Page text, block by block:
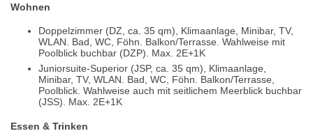
Wohnen
Doppelzimmer (DZ, ca. 35 qm), Klimaanlage, Minibar, TV,
WLAN. Bad, WC, Föhn. Balkon/Terrasse. Wahlweise mit
Poolblick buchbar (DZP). Max. 2E+1K
Juniorsuite-Superior (JSP, ca. 35 qm), Klimaanlage,
Minibar, TV, WLAN. Bad, WC, Föhn. Balkon/Terrasse,
Poolblick. Wahlweise auch mit seitlichem Meerblick buchbar
(JSS). Max. 2E+1K
Essen & Trinken